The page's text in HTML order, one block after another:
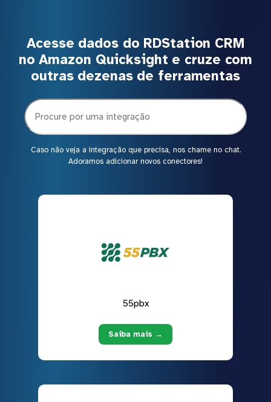
Acesse dados do RDStation CRM
no Amazon Quicksight e cruze com
outras dezenas de ferramentas
Caso não veja a integração que precisa, nos chame no chat.
Adoramos adicionar novos conectores!
55pbx
Saiba mais →